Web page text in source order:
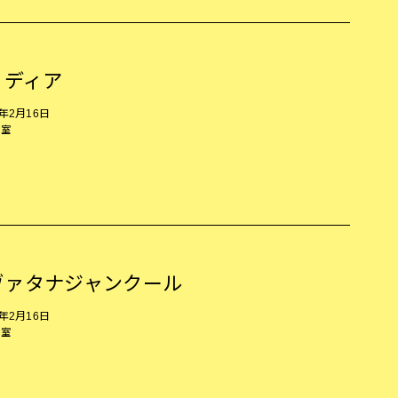
ィア
2月16日
タナジャンクール
2月16日